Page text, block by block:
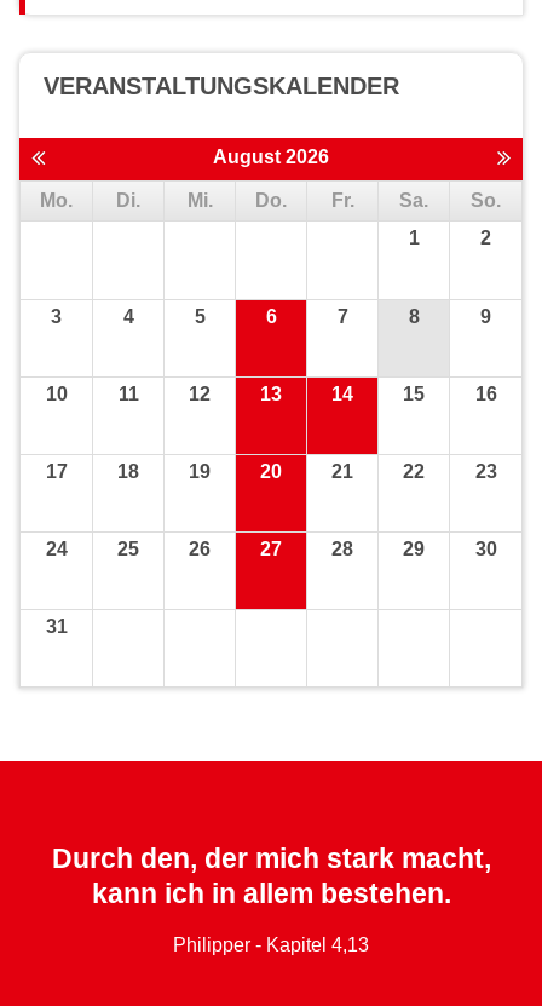
VERANSTALTUNGS­KALENDER
August 2026
Mo. Di. Mi. Do. Fr. Sa.
So.
1
2
3 4 5 6 7 8 9
10 11 12 13 14 15 16
17 18 19 20 21 22 23
24 25 26 27 28 29 30
31
Durch den, der mich stark macht,
kann ich in allem bestehen.
Philipper - Kapitel 4,13